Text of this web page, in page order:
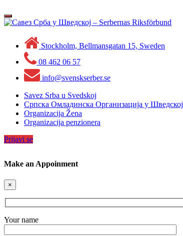
to
content
Toggle
navigation
Stockholm, Bellmansgatan 15, Sweden
08 462 06 57
info@svenskserber.se
Savez Srba u Svedskoj
Српска Омладинска Организација у Шведској
Organizacija Žena
Organizacija penzionera
Prijavi se
Make an Appoinment
×
Your name